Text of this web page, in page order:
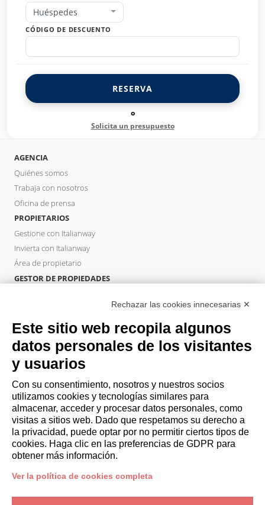
Huéspedes
CÓDIGO DE DESCUENTO
RESERVA
o
Solicita un presupuesto
AGENCIA
Quiénes somos
Trabaja con nosotros
Oficina de prensa
PROPIETARIOS
Gestione con Italianway
Invierta con Italianway
Área de propietario
GESTOR DE PROPIEDADES
HUÉSPEDES
Reserve una estancia
Estancias largas
Experiencias para los Huéspedes
Descuentos para husespedes
Convenios para empresas
booking@italianway.house
+390286882952
Rechazar las cookies innecesarias ✕
Este sitio web recopila algunos
datos personales de los visitantes
y usuarios
Con su consentimiento, nosotros y nuestros socios
utilizamos cookies y tecnologías similares para
almacenar, acceder y procesar datos personales, como
visitas a sitios web. Dado que respetamos su derecho a
la privacidad, puede optar por no permitir ciertos tipos de
cookies. Haga clic en las preferencias de GDPR para
obtener más información.
Ver la política de cookies completa